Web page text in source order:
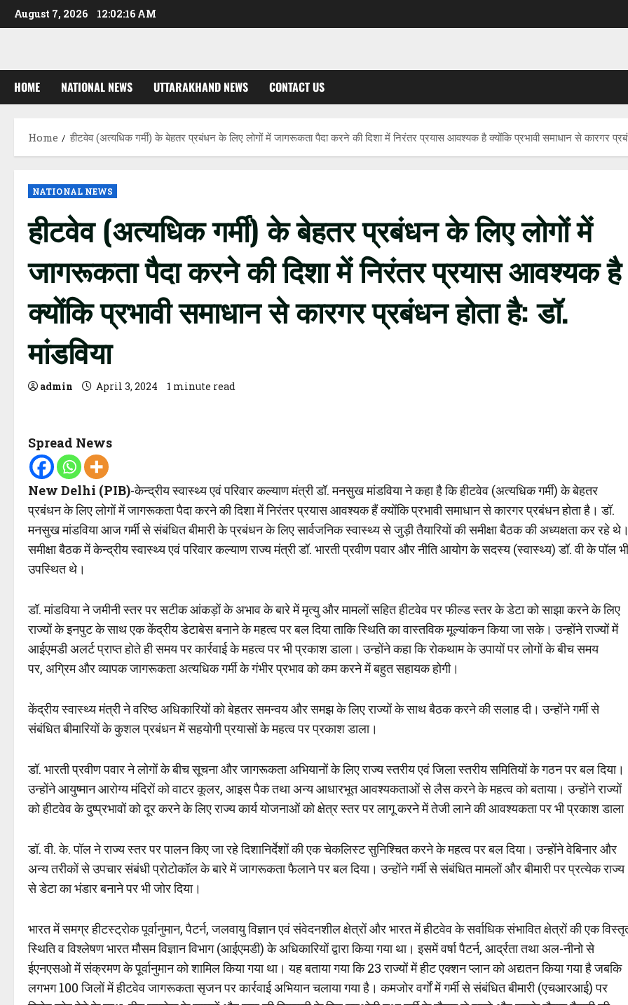
Skip
to
August 7, 2026 12:02:17 AM
HOME NATIONAL NEWS UTTARAKHAND NEWS CONTACT US
Home हीटवेव (अत्यधिक गर्मी) के बेहतर प्रबंधन के लिए लोगों में जागरूकता पैदा करने की दिशा में निरंतर प्रयास आवश्यक है क्योंकि प्रभावी समाधान से कारगर
NATIONAL NEWS
हीटवेव (अत्यधिक गर्मी) के बेहतर प्रबंधन के लिए लोगों में
जागरूकता पैदा करने की दिशा में निरंतर प्रयास आवश्यक है
क्योंकि प्रभावी समाधान से कारगर प्रबंधन होता है: डॉ.
मांडविया
admin April 3, 2024 1 minute read
Spread News
New Delhi (PIB)-केन्द्रीय स्वास्थ्य एवं परिवार कल्याण मंत्री डॉ. मनसुख मांडविया ने कहा है कि हीटवेव (अत्यधिक गर्मी) के बेहतर
प्रबंधन के लिए लोगों में जागरूकता पैदा करने की दिशा में निरंतर प्रयास आवश्यक हैं क्योंकि प्रभावी समाधान से कारगर प्रबंधन होता है। डॉ.
मनसुख मांडविया आज गर्मी से संबंधित बीमारी के प्रबंधन के लिए सार्वजनिक स्वास्थ्य से जुड़ी तैयारियों की समीक्षा बैठक की अध्यक्षता कर रहे
समीक्षा बैठक में केन्द्रीय स्वास्थ्य एवं परिवार कल्याण राज्य मंत्री डॉ. भारती प्रवीण पवार और नीति आयोग के सदस्य (स्वास्थ्य) डॉ. वी के पॉल भी
उपस्थित थे।
डॉ. मांडविया ने जमीनी स्तर पर सटीक आंकड़ों के अभाव के बारे में मृत्यु और मामलों सहित हीटवेव पर फील्ड स्तर के डेटा को साझा करने के लिए
राज्यों के इनपुट के साथ एक केंद्रीय डेटाबेस बनाने के महत्व पर बल दिया ताकि स्थिति का वास्तविक मूल्यांकन किया जा सके। उन्होंने राज्यों में
आईएमडी अलर्ट प्राप्त होते ही समय पर कार्रवाई के महत्व पर भी प्रकाश डाला। उन्होंने कहा कि रोकथाम के उपायों पर लोगों के बीच समय
पर, अग्रिम और व्यापक जागरूकता अत्यधिक गर्मी के गंभीर प्रभाव को कम करने में बहुत सहायक होगी।
केंद्रीय स्वास्थ्य मंत्री ने वरिष्ठ अधिकारियों को बेहतर समन्वय और समझ के लिए राज्यों के साथ बैठक करने की सलाह दी। उन्होंने गर्मी से
संबंधित बीमारियों के कुशल प्रबंधन में सहयोगी प्रयासों के महत्व पर प्रकाश डाला।
डॉ. भारती प्रवीण पवार ने लोगों के बीच सूचना और जागरूकता अभियानों के लिए राज्य स्तरीय एवं जिला स्तरीय समितियों के गठन पर बल दिया।
उन्होंने आयुष्मान आरोग्य मंदिरों को वाटर कूलर, आइस पैक तथा अन्य आधारभूत आवश्यकताओं से लैस करने के महत्व को बताया। उन्होंने राज्यों
को हीटवेव के दुष्प्रभावों को दूर करने के लिए राज्य कार्य योजनाओं को क्षेत्र स्तर पर लागू करने में तेजी लाने की आवश्यकता पर भी प्रकाश
डॉ. वी. के. पॉल ने राज्य स्तर पर पालन किए जा रहे दिशानिर्देशों की एक चेकलिस्ट सुनिश्चित करने के महत्व पर बल दिया। उन्होंने वेबिनार और
अन्य तरीकों से उपचार संबंधी प्रोटोकॉल के बारे में जागरूकता फैलाने पर बल दिया। उन्होंने गर्मी से संबंधित मामलों और बीमारी पर प्रत्येक राज्य
से डेटा का भंडार बनाने पर भी जोर दिया।
भारत में समग्र हीटस्ट्रोक पूर्वानुमान, पैटर्न, जलवायु विज्ञान एवं संवेदनशील क्षेत्रों और भारत में हीटवेव के सर्वाधिक संभावित क्षेत्रों की एक
स्थिति व विश्लेषण भारत मौसम विज्ञान विभाग (आईएमडी) के अधिकारियों द्वारा किया गया था। इसमें वर्षा पैटर्न, आर्द्रता तथा अल-नीनो से
ईएनएसओ में संक्रमण के पूर्वानुमान को शामिल किया गया था। यह बताया गया कि 23 राज्यों में हीट एक्शन प्लान को अद्यतन किया गया है जबकि
लगभग 100 जिलों में हीटवेव जागरूकता सृजन पर कार्रवाई अभियान चलाया गया है। कमजोर वर्गों में गर्मी से संबंधित बीमारी (एचआरआई) पर